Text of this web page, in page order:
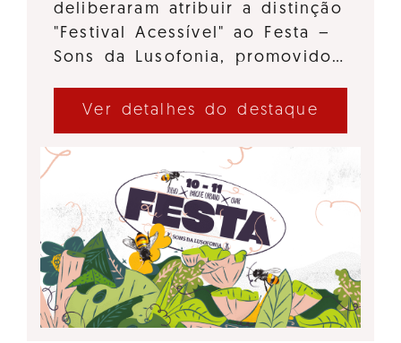
deliberaram atribuir a distinção
"Festival Acessível" ao Festa –
Sons da Lusofonia, promovido…
Ver detalhes do destaque